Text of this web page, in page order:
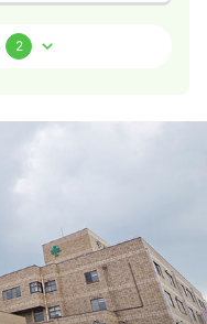
詳細を見る
2